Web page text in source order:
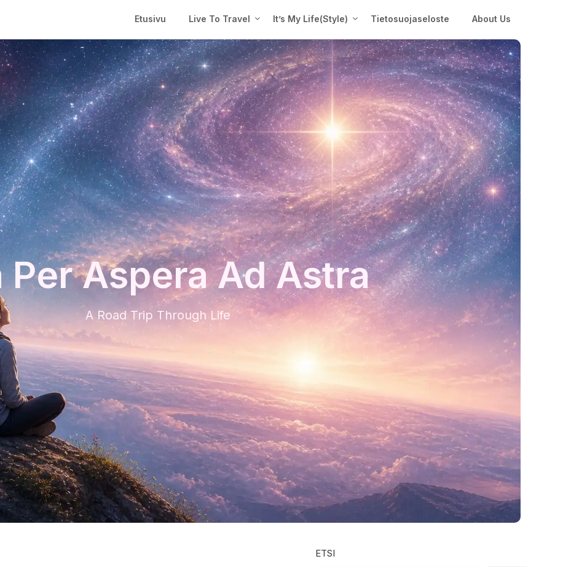
Etusivu Live To Travel It’s My Life(Style) Tietosuojaseloste About Us
Per Aspera Ad Astra
A Road Trip Through Life
ETSI